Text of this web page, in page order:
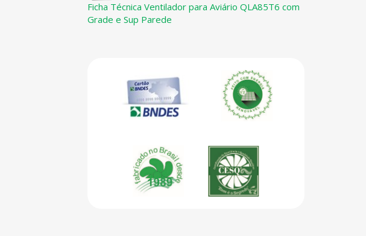
Ficha Técnica Ventilador para Aviário QLA85T6 com
Grade e Sup Parede